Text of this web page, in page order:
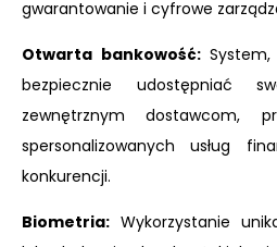
gwarantowanie i cyfrowe
Otwarta bankowość:System,
bezpiecznie udostępniać
zewnętrznym dostawcom,
spersonalizowanych usług
konkurencji.
Biometria: Wykorzystanie